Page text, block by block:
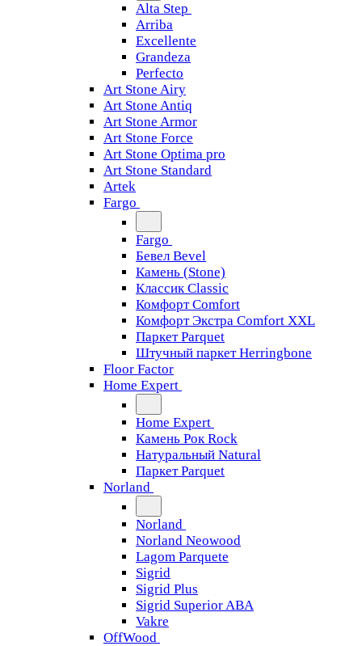
Alta Step
Arriba
Excellente
Grandeza
Perfecto
Art Stone Airy
Art Stone Antiq
Art Stone Armor
Art Stone Force
Art Stone Optima pro
Art Stone Standard
Artek
Fargo
Fargo
Бевел Bevel
Камень (Stone)
Классик Classic
Комфорт Comfort
Комфорт Экстра Comfort XXL
Паркет Parquet
Штучный паркет Herringbone
Floor Factor
Home Expert
Home Expert
Камень Рок Rock
Натуральный Natural
Паркет Parquet
Norland
Norland
Norland Neowood
Lagom Parquete
Sigrid
Sigrid Plus
Sigrid Superior ABA
Vakre
OffWood